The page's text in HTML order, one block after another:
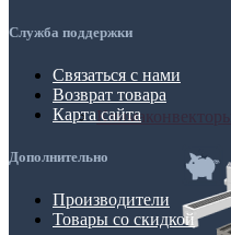
Климаконвекторы
Служба поддержки
Связаться с нами
Возврат товара
Карта сайта
Дополнительно
Производители
Товары со скидкой